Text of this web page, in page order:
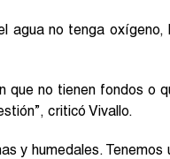
agua no tenga
que no tienen fondos o
criticó Vivallo.
y humedales.